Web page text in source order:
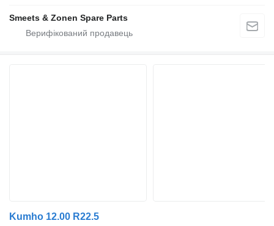
Smeets & Zonen Spare Parts
Kumho 12.00 R22.5